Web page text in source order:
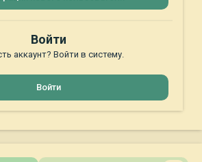
Войти
аккаунт? Войти в систему.
Войти